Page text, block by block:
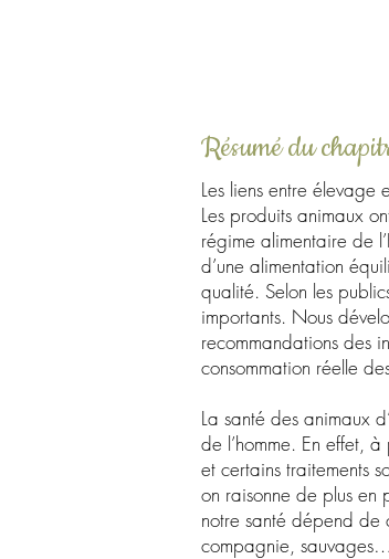
Résumé du
Les liens entre élevage
Les produits animaux
régime alimentaire de
d’une alimentation
qualité. Selon les
importants. Nous
recommandations des
consommation réelle
La santé des animaux
de l’homme. En effet,
et certains traitements
on raisonne de plus en
notre santé dépend de
compagnie,